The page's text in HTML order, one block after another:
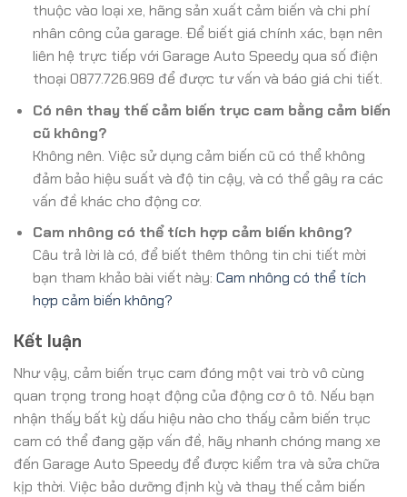
thuộc vào loại xe, hãng sản xuất cảm biến và chi phí
nhân công của garage. Để biết giá chính xác, bạn nên
liên hệ trực tiếp với Garage Auto Speedy qua số điện
thoại 0877.726.969 để được tư vấn và báo giá chi tiết.
Có nên thay thế cảm biến trục cam bằng cảm biến
cũ không?
Không nên. Việc sử dụng cảm biến cũ có thể không
đảm bảo hiệu suất và độ tin cậy, và có thể gây ra các
vấn đề khác cho động cơ.
Cam nhông có thể tích hợp cảm biến không?
Câu trả lời là có, để biết thêm thông tin chi tiết mời
bạn tham khảo bài viết này: Cam nhông có thể tích
hợp cảm biến không?
Kết luận
Như vậy, cảm biến trục cam đóng một vai trò vô cùng
quan trọng trong hoạt động của động cơ ô tô. Nếu bạn
nhận thấy bất kỳ dấu hiệu nào cho thấy cảm biến trục
cam có thể đang gặp vấn đề, hãy nhanh chóng mang xe
đến Garage Auto Speedy để được kiểm tra và sửa chữa
kịp thời. Việc bảo dưỡng định kỳ và thay thế cảm biến